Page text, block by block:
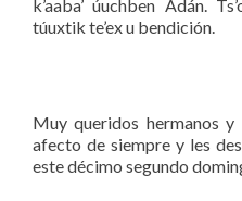
k’aaba’ úuchben Adán.
túuxtik te’ex u bendición.
Muy queridos hermanos y
afecto de siempre y les
este décimo segundo